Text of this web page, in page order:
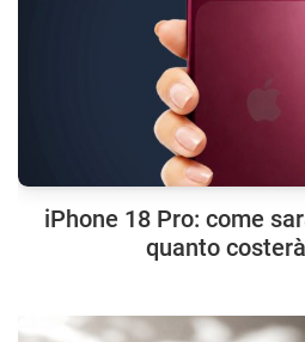
iPhone 18 Pro: come
quanto